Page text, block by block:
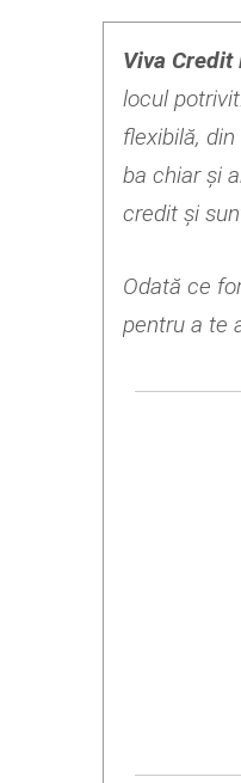
Viva Credit
locul
flexibilă,
ba chiar și
credit și
Odată ce
pentru a te